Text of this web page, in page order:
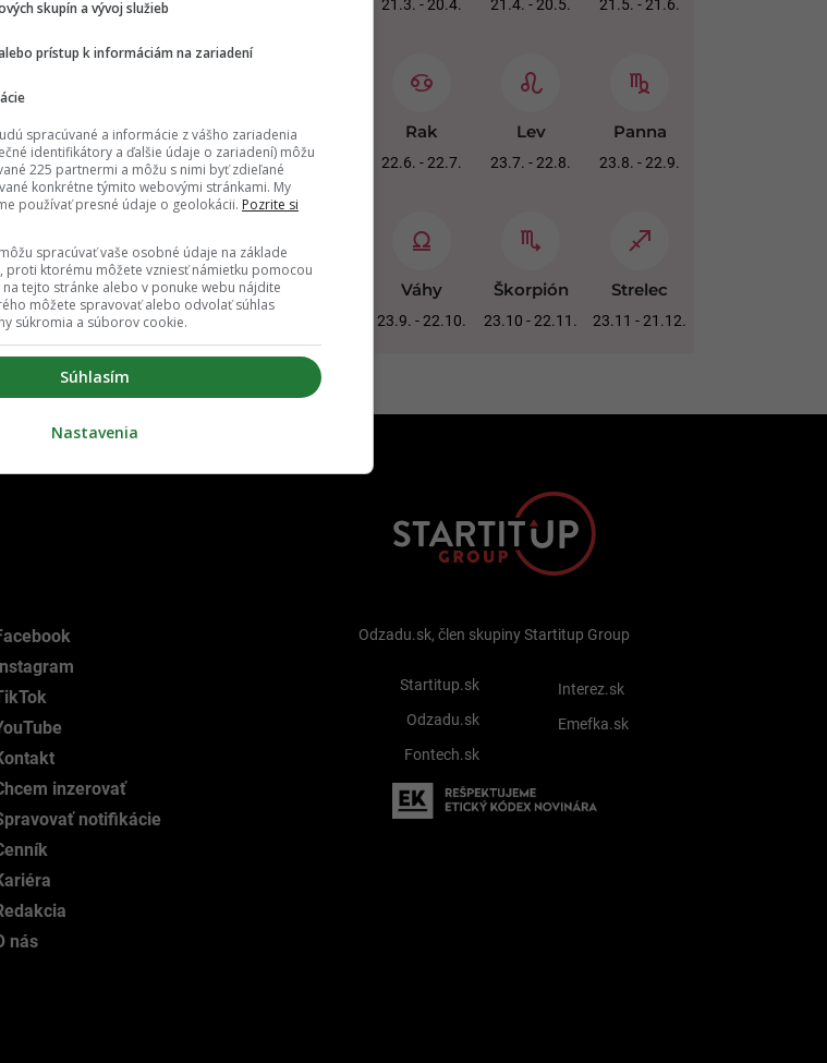
21.3. - 20.4. 21.4. - 20.5. 21.5. - 21.6.
Rak
22.6. - 22.7.
Lev
23.7. - 22.8.
Panna
23.8. - 22.9.
Váhy
23.9. - 22.10.
Škorpión
23.10 - 22.11.
Strelec
23.11 - 21.12.
Instagram
inzerovať
notifikácie
nás
Odzadu.sk, člen skupiny Startitup Group
Startitup.sk
Odzadu.sk
Fontech.sk
Interez.sk
Emefka.sk
skupín a vývoj služieb
prístup k informáciám na zariadení
spracúvané a informácie z vášho zariadenia
identifikátory a ďalšie údaje o zariadení) môžu
225 partnermi a môžu s nimi byť zdieľané
konkrétne týmito webovými stránkami. My
používať presné údaje o geolokácii. Pozrite si
spracúvať vaše osobné údaje na základe
proti ktorému môžete vzniesť námietku pomocou
tejto stránke alebo v ponuke webu nájdite
môžete spravovať alebo odvolať súhlas
súkromia a súborov cookie.
Súhlasím
Nastavenia